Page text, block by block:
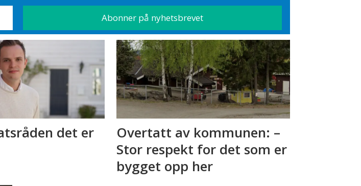
det er
Overtatt av kommunen: –
Stor respekt for det som er
bygget opp her